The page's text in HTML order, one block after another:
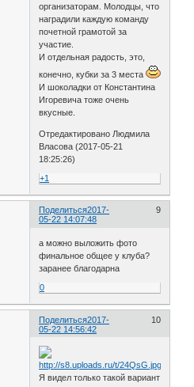
организаторам. Молодцы, что
наградили каждую команду
почетной грамотой за
участие.
И отдельная радость, это,
конечно, кубки за 3 места
И шоколадки от Константина
Игоревича тоже очень
вкусные.
Отредактировано Людмила
Власова (2017-05-21
18:25:26)
+1
Поделиться 9
2017-
05-22 14:07:48
а можно выложить фото
финальное общее у клуба?
заранее благодарна
0
Поделиться 10
2017-
05-22 14:56:42
Я видел только такой вариант